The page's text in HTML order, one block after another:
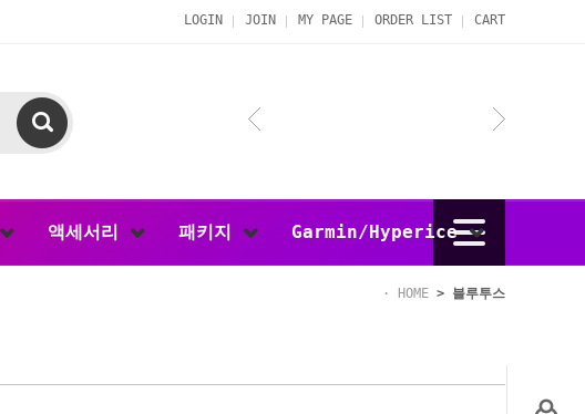
LOGIN JOIN MY PAGE ORDER LIST CART
액세서리 패키지 Garmin/Hyperice
HOME > 블루투스